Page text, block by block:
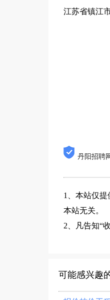
江苏省镇江
丹阳招聘
1、本站仅
本站无关。
2、凡告知“
可能感兴趣